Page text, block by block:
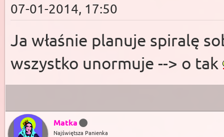
07-01-2014, 17:50
Ja właśnie planuje spiralę
wszystko unormuje --> o tak
Matka
Najświętsza Panienka